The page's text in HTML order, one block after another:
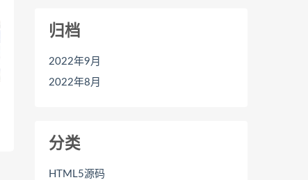
归档
2022年9月
2022年8月
分类
HTML5源码